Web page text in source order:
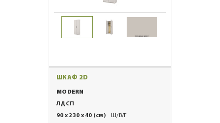
ШКАФ 2D
MODERN
ЛДСП
90 x 230 x 40 (см)
Ш/В/Г